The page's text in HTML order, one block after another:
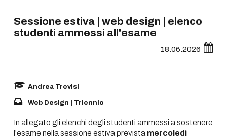
Sessione estiva | web design | elenco
studenti ammessi all'esame
18.06.2026
Andrea Trevisi
Web Design | Triennio
In allegato gli elenchi degli studenti ammessi a sostenere
l'esame nella sessione estiva prevista mercoledì